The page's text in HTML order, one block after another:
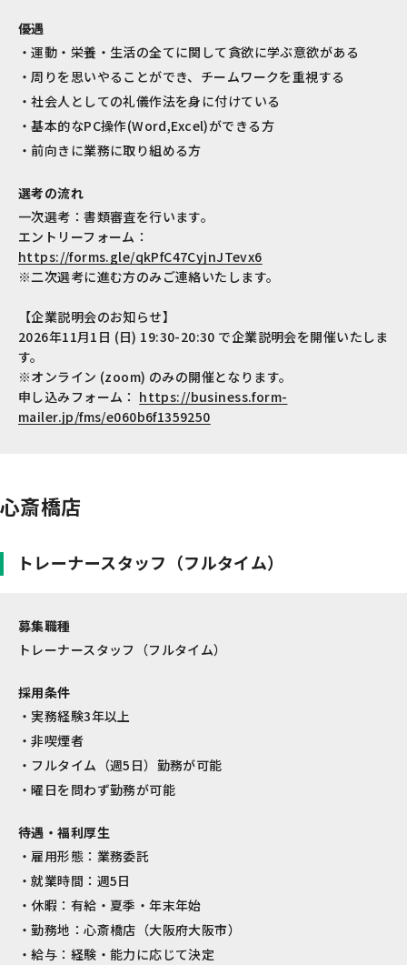
優遇
運動・栄養・生活の全てに関して貪欲に学ぶ意欲がある
周りを思いやることができ、チームワークを重視する
社会人としての礼儀作法を身に付けている
基本的なPC操作(Word,Excel)ができる方
前向きに業務に取り組める方
選考の流れ
一次選考：書類審査を行います。
エントリーフォーム：
https://forms.gle/qkPfC47CyjnJTevx6
※二次選考に進む方のみご連絡いたします。
【企業説明会のお知らせ】
2026年11月1日 (日) 19:30-20:30 で企業説明会を開催いたしま
す。
※オンライン (zoom) のみの開催となります。
申し込みフォーム： https://business.form-
mailer.jp/fms/e060b6f1359250
心斎橋店
トレーナースタッフ（フルタイム）
募集職種
トレーナースタッフ（フルタイム）
採用条件
実務経験3年以上
非喫煙者
フルタイム（週5日）勤務が可能
曜日を問わず勤務が可能
待遇・福利厚生
雇用形態：業務委託
就業時間：週5日
休暇：有給・夏季・年末年始
勤務地：心斎橋店（大阪府大阪市）
給与：経験・能力に応じて決定